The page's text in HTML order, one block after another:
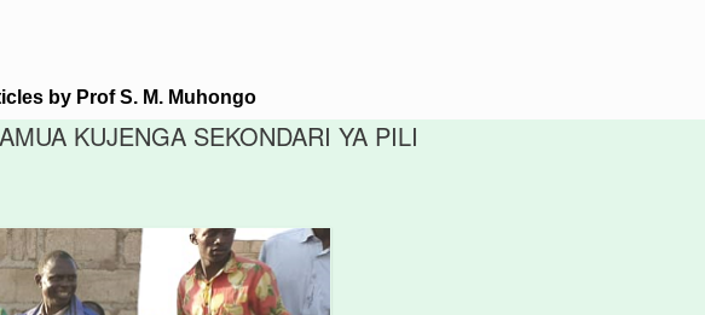
by Prof S. M. Muhongo
KUJENGA SEKONDARI YA PILI